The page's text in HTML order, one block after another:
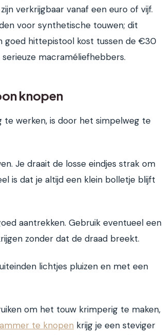
verkrijgbaar vanaf een euro of vijf.
voor synthetische touwen; dit
goed hittepistool kost tussen de €30
macraméliefhebbers.
knopen
te werken, is door het simpelweg te
Je draait de losse eindjes strak om
is dat je altijd een klein bolletje blijft
aantrekken. Gebruik eventueel een
zonder dat de draad breekt.
lichtjes pluizen en met een
om het touw krimperig te maken,
te knopen krijg je een steviger